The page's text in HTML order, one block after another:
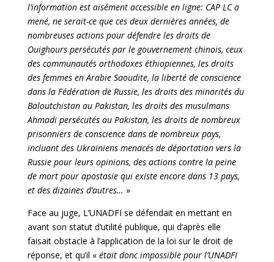
l’information est aisément accessible en ligne: CAP LC a
mené, ne serait-ce que ces deux dernières années, de
nombreuses actions pour défendre les droits de
Ouighours persécutés par le gouvernement chinois, ceux
des communautés orthodoxes éthiopiennes, les droits
des femmes en Arabie Saoudite, la liberté de conscience
dans la Fédération de Russie, les droits des minorités du
Baloutchistan au Pakistan, les droits des musulmans
Ahmadi persécutés au Pakistan, les droits de nombreux
prisonniers de conscience dans de nombreux pays,
incluant des Ukrainiens menacés de déportation vers la
Russie pour leurs opinions, des actions contre la peine
de mort pour apostasie qui existe encore dans 13 pays,
et des dizaines d’autres… »
Face au juge, L’UNADFI se défendait en mettant en
avant son statut d’utilité publique, qui d’après elle
faisait obstacle à l’application de la loi sur le droit de
réponse, et qu’il « était donc impossible pour l’UNADFI